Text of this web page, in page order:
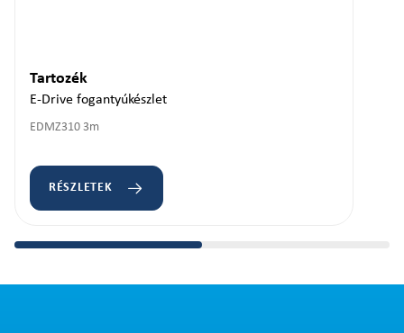
Tartozék
E-Drive fogantyúkészlet
EDMZ310 3m
RÉSZLETEK